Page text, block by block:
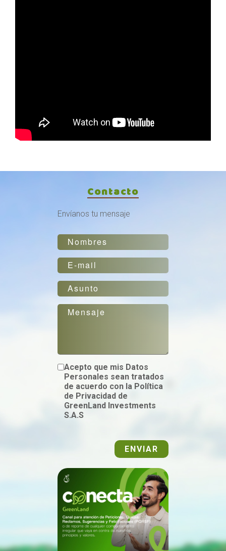
Contacto
Envíanos tu mensaje
Acepto que mis Datos
Personales sean tratados
de acuerdo con la Política
de Privacidad de
GreenLand Investments
S.A.S
ENVIAR